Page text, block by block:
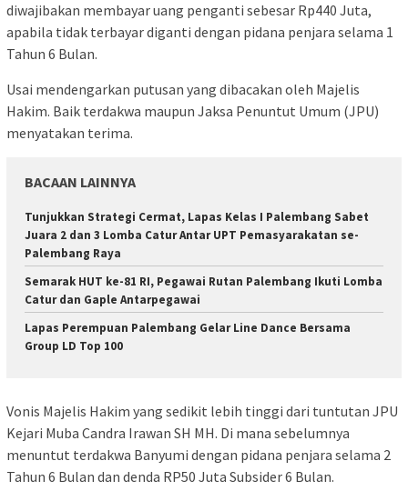
diwajibakan membayar uang penganti sebesar Rp440 Juta,
apabila tidak terbayar diganti dengan pidana penjara selama 1
Tahun 6 Bulan.
Usai mendengarkan putusan yang dibacakan oleh Majelis
Hakim. Baik terdakwa maupun Jaksa Penuntut Umum (JPU)
menyatakan terima.
BACAAN LAINNYA
Tunjukkan Strategi Cermat, Lapas Kelas I Palembang Sabet
Juara 2 dan 3 Lomba Catur Antar UPT Pemasyarakatan se-
Palembang Raya
Semarak HUT ke-81 RI, Pegawai Rutan Palembang Ikuti Lomba
Catur dan Gaple Antarpegawai
Lapas Perempuan Palembang Gelar Line Dance Bersama
Group LD Top 100
Vonis Majelis Hakim yang sedikit lebih tinggi dari tuntutan JPU
Kejari Muba Candra Irawan SH MH. Di mana sebelumnya
menuntut terdakwa Banyumi dengan pidana penjara selama 2
Tahun 6 Bulan dan denda RP50 Juta Subsider 6 Bulan.